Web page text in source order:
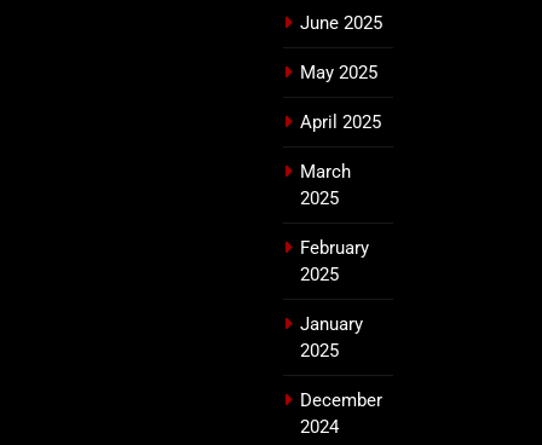
June 2025
May 2025
April 2025
March
2025
February
2025
January
2025
December
2024